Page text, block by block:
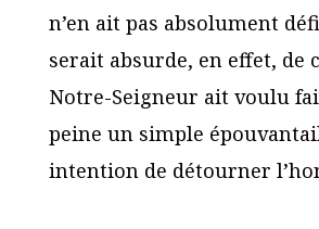
n’en ait pas absolument
serait absurde, en effet, de
Notre-Seigneur ait voulu
peine un simple
intention de détourner